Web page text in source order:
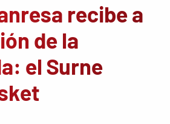
recibe a
de la
el Surne